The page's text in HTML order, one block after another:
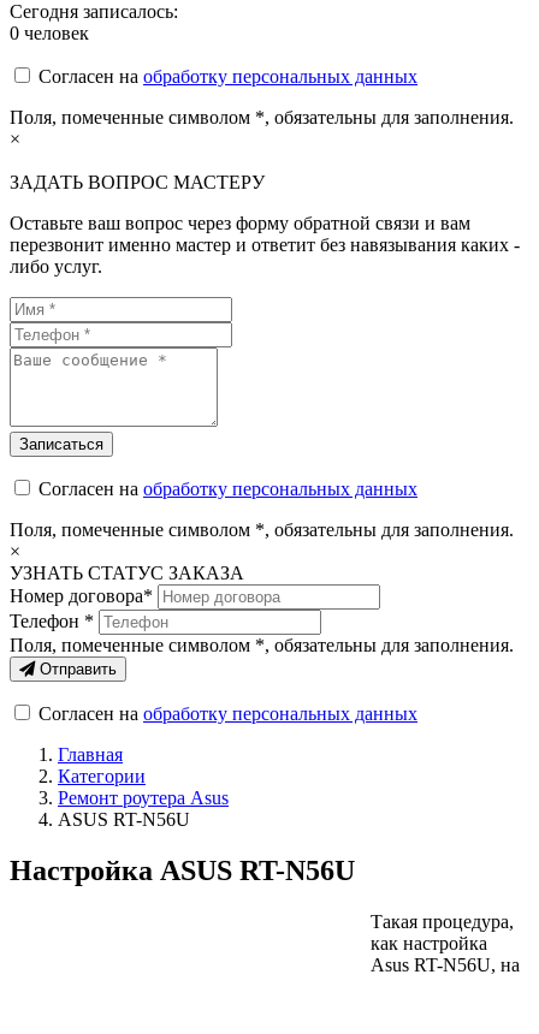
Сегодня записалось:
0 человек
Согласен на обработку персональных данных
Поля, помеченные символом *, обязательны для заполнения.
×
ЗАДАТЬ ВОПРОС МАСТЕРУ
Оставьте ваш вопрос через форму обратной связи и вам
перезвонит именно мастер и ответит без навязывания каких -
либо услуг.
Согласен на обработку персональных данных
Поля, помеченные символом *, обязательны для заполнения.
×
УЗНАТЬ СТАТУС ЗАКАЗА
Номер договора*
Телефон *
Поля, помеченные символом *, обязательны для заполнения.
Отправить
Согласен на обработку персональных данных
Главная
Категории
Ремонт роутера Asus
ASUS RT-N56U
Настройка ASUS RT-N56U
Такая процедура,
как настройка
Asus RT-N56U, на